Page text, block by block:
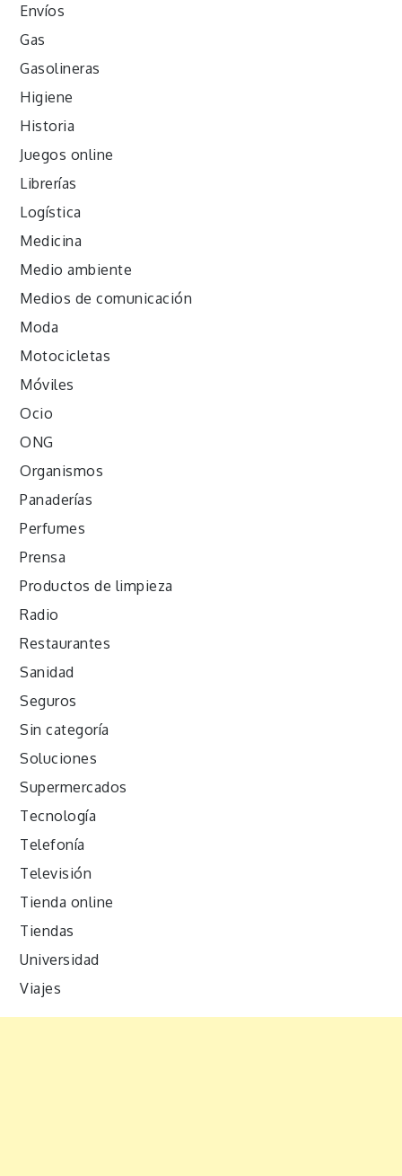
Envíos
Gas
Gasolineras
Higiene
Historia
Juegos online
Librerías
Logística
Medicina
Medio ambiente
Medios de comunicación
Moda
Motocicletas
Móviles
Ocio
ONG
Organismos
Panaderías
Perfumes
Prensa
Productos de limpieza
Radio
Restaurantes
Sanidad
Seguros
Sin categoría
Soluciones
Supermercados
Tecnología
Telefonía
Televisión
Tienda online
Tiendas
Universidad
Viajes